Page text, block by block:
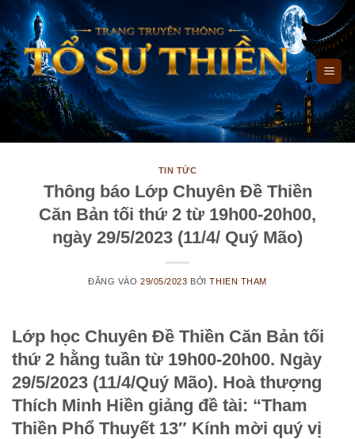
qua
nội
dung
TIN TỨC
Thông báo Lớp Chuyên Đề Thiền
Căn Bản tối thứ 2 từ 19h00-20h00,
ngày 29/5/2023 (11/4/ Quý Mão)
ĐĂNG VÀO 29/05/2023 BỞITHIEN THAM
Lớp học Chuyên Đề Thiền Căn Bản tối
thứ 2 hằng tuần từ 19h00-20h00. Ngày
29/5/2023 (11/4/Quý Mão). Hoà thượng
Thích Minh Hiền giảng đề tài: “Tham
Thiền Phổ Thuyết 13″ Kính mời quý vị